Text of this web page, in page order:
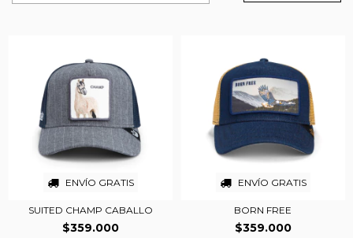
ENVÍO GRATIS
SUITED CHAMP CABALLO
$359.000
ENVÍO GRATIS
BORN FREE
$359.000